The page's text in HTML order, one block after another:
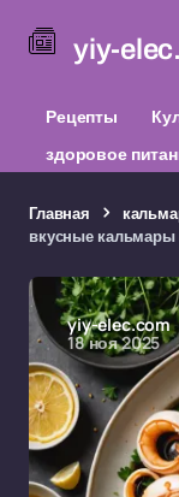
yiy-
Рецепты
здоровое
Главная
вкусные кальмары
yiy-elec.com
18 ноя 2025